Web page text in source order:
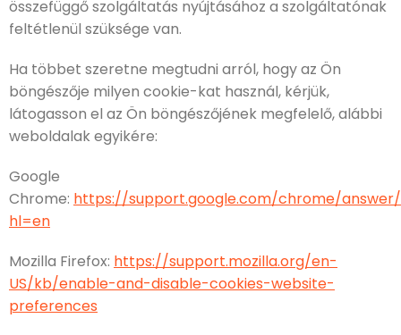
összefüggő szolgáltatás nyújtásához a szolgáltatónak
feltétlenül szüksége van.
Ha többet szeretne megtudni arról, hogy az Ön
böngészője milyen cookie-kat használ, kérjük,
látogasson el az Ön böngészőjének megfelelő, alábbi
weboldalak egyikére:
Google
Chrome: https://support.google.com/chrome/
hl=en
Mozilla Firefox: https://support.mozilla.org/en-
US/kb/enable-and-disable-cookies-website-
preferences